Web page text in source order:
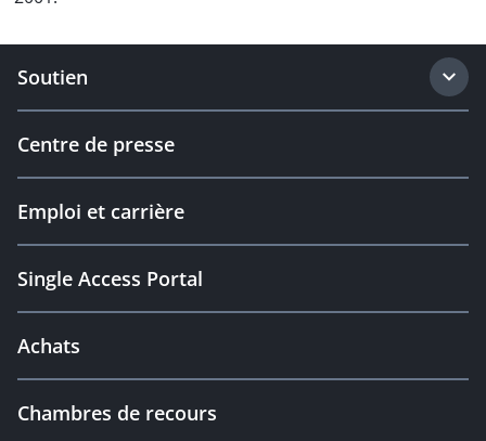
Soutien
Centre de presse
Emploi et carrière
Single Access Portal
Achats
Chambres de recours